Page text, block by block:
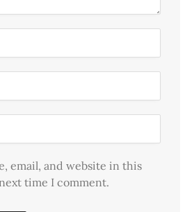
email, and website in this
time I comment.